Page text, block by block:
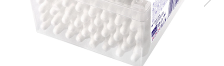
Librarie online
Manuale si auxiliare scolare
Birotica & Papetarie